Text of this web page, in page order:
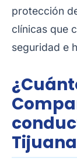
protección
clínicas que
seguridad e
Tijuana